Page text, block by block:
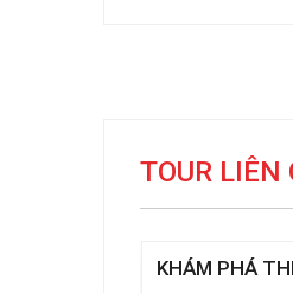
TOUR LIÊN
KHÁM PHÁ